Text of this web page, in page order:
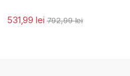
531,99lei 792,99lei